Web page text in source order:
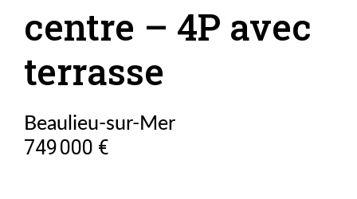
centre – 4P avec
terrasse
Beaulieu-sur-Mer
749 000 €